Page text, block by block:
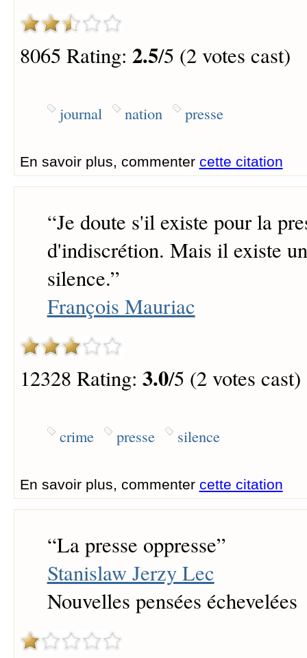
8065 Rating: 2.5/5 (2 votes cast)
journal nation presse
En savoir plus, commenter cette citation
“Je doute s'il existe pour la
d'indiscrétion. Mais il existe
silence.”
François Mauriac
12328 Rating: 3.0/5 (2 votes cast)
crime presse silence
En savoir plus, commenter cette citation
“La presse oppresse”
Stanislaw Jerzy Lec
Nouvelles pensées échevelées